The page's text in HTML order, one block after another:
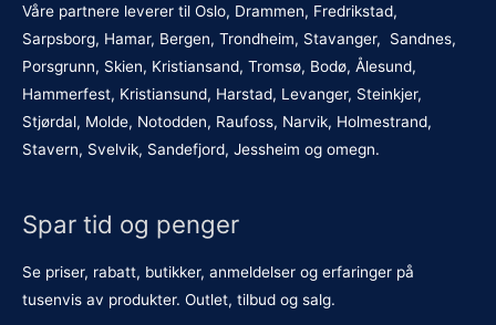
Våre partnere leverer til Oslo, Drammen, Fredrikstad,
Sarpsborg, Hamar, Bergen, Trondheim, Stavanger, Sandnes,
Porsgrunn, Skien, Kristiansand, Tromsø, Bodø, Ålesund,
Hammerfest, Kristiansund, Harstad, Levanger, Steinkjer,
Stjørdal, Molde, Notodden, Raufoss, Narvik, Holmestrand,
Stavern, Svelvik, Sandefjord, Jessheim og omegn.
Spar tid og penger
Se priser, rabatt, butikker, anmeldelser og erfaringer på
tusenvis av produkter. Outlet, tilbud og salg.